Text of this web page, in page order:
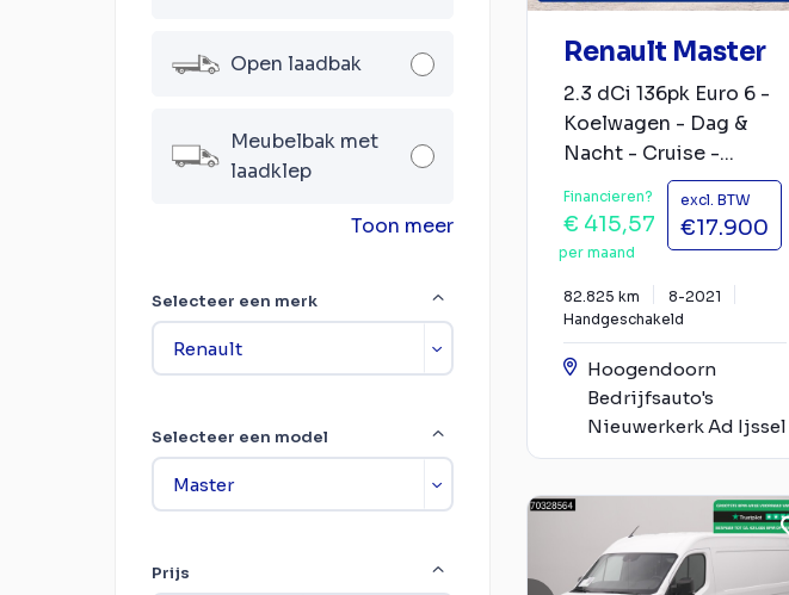
Open laadbak
Meubelbak met
laadklep
Toon meer
Selecteer een merk
Selecteer een model
Prijs
Renault Master
2.3 dCi 136pk Euro 6 -
Koelwagen - Dag &
Nacht - Cruise -...
Financieren?
€ 415,57
per maand
excl. BTW
€17.900
82.825 km
8-2021
Handgeschakeld
Hoogendoorn
Bedrijfsauto's
Nieuwerkerk Ad Ijssel